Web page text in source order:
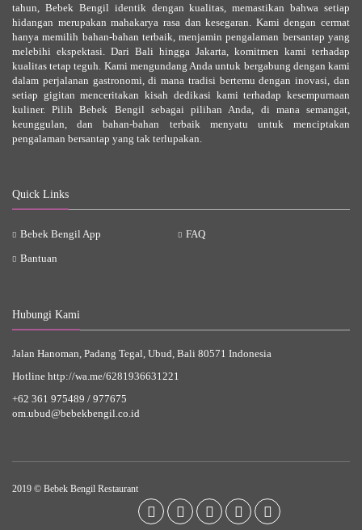
tahun, Bebek Bengil identik dengan kualitas, memastikan bahwa setiap
hidangan merupakan mahakarya rasa dan kesegaran. Kami dengan cermat
hanya memilih bahan-bahan terbaik, menjamin pengalaman bersantap yang
melebihi ekspektasi. Dari Bali hingga Jakarta, komitmen kami terhadap
kualitas tetap teguh. Kami mengundang Anda untuk bergabung dengan kami
dalam perjalanan gastronomi, di mana tradisi bertemu dengan inovasi, dan
setiap gigitan menceritakan kisah dedikasi kami terhadap kesempurnaan
kuliner. Pilih Bebek Bengil sebagai pilihan Anda, di mana semangat,
keunggulan, dan bahan-bahan terbaik menyatu untuk menciptakan
pengalaman bersantap yang tak terlupakan.
Quick Links
Bebek Bengil App
FAQ
Bantuan
Hubungi Kami
Jalan Hanoman, Padang Tegal, Ubud, Bali 80571 Indonesia
Hotline http://wa.me/6281936631221
+62 361 975489 / 977675
om.ubud@bebekbengil.co.id
2019 © Bebek Bengil Restaurant